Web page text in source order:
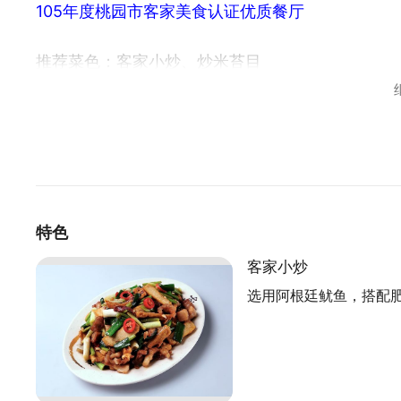
105年度桃园市客家美食认证优质餐厅
推荐菜色：客家小炒、炒米苔目
千晖鹅肉店定位为平价、经济、实惠的传统客家
待百来位消费者，假日最好先预约。老板20年前
资历完整，谈到拿手料理，充满自信。王仁甫、
客家菜独具特色
特色
客家小炒
选用阿根廷鱿鱼，搭配